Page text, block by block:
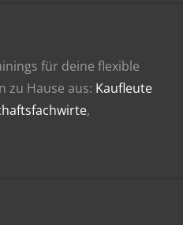
für deine flexible
zu Hause aus: Kaufleute
,